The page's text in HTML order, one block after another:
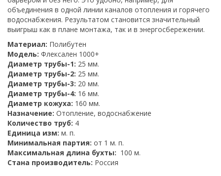
объединения в одной линии каналов отопления и горячего
водоснабжения. Результатом становится значительный
выигрыш как в плане монтажа, так и в энергосбережении.
Материал: Полибутен
Модель: Флексален 1000+
Диаметр трубы-1: 25 мм.
Диаметр трубы-2: 25 мм.
Диаметр трубы-3: 20 мм.
Диаметр трубы-4: 16 мм.
Диаметр кожуха: 160 мм.
Назначение: Отопление, водоснабжение
Количество труб: 4
Единица изм: м. п.
Минимальная партия: от 1 м. п.
Максимальная длина бухты: 100 м.
Стана производитель: Россия